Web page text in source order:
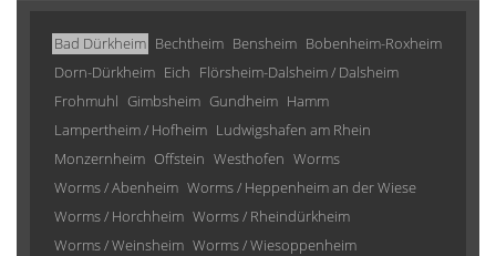
Bad Dürkheim Bechtheim Bensheim Bobenheim-Roxheim
Dorn-Dürkheim Eich Flörsheim-Dalsheim / Dalsheim
Frohmuhl Gimbsheim Gundheim Hamm
Lampertheim / Hofheim Ludwigshafen am Rhein
Monzernheim Offstein Westhofen Worms
Worms / Abenheim Worms / Heppenheim an der Wiese
Worms / Horchheim Worms / Rheindürkheim
Worms / Weinsheim Worms / Wiesoppenheim